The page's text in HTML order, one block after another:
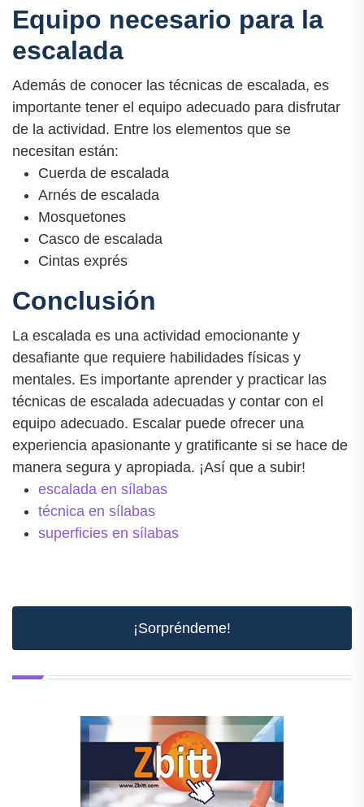
Equipo necesario para la
escalada
Además de conocer las técnicas de escalada, es
importante tener el equipo adecuado para disfrutar
de la actividad. Entre los elementos que se
necesitan están:
Cuerda de escalada
Arnés de escalada
Mosquetones
Casco de escalada
Cintas exprés
Conclusión
La escalada es una actividad emocionante y
desafiante que requiere habilidades físicas y
mentales. Es importante aprender y practicar las
técnicas de escalada adecuadas y contar con el
equipo adecuado. Escalar puede ofrecer una
experiencia apasionante y gratificante si se hace de
manera segura y apropiada. ¡Así que a subir!
escalada en sílabas
técnica en sílabas
superficies en sílabas
¡Sorpréndeme!